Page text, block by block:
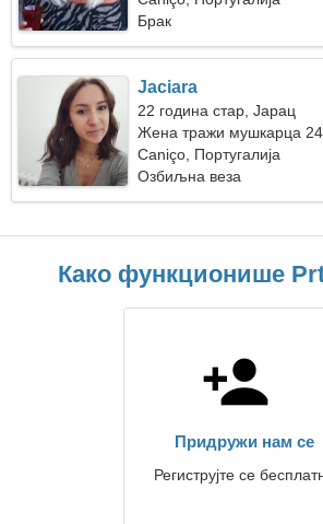
Брак
Jaciara
22 година стар, Јарац
Жена тражи мушкарца
Caniço, Португалија
Озбиљна веза
Како функционише
Придружи нам се
Региструјте се